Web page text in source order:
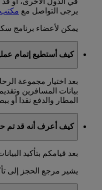
يرجى التواصل مع مكتب
يمكن لأعضاء برنامج
كيف أستطيع إتمام
بعد اختيار مجموعة
بيانات المسافرين
المطار والدفع نقدا أو
كيف أعرف أنه قد تم
بعد قيامكم بتأكيد
يشير مرجع الحجز إلى